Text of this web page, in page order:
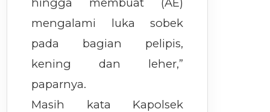
mengalami luka sobek
pada bagian pelipis,
kening dan leher,”
paparnya.
Masih kata Kapolsek